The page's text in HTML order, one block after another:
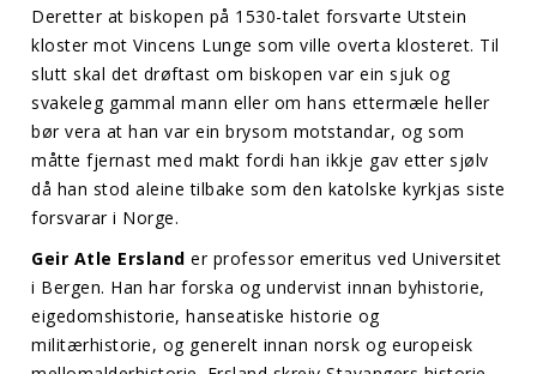
Deretter at biskopen på 1530-talet forsvarte Utstein
kloster mot Vincens Lunge som ville overta klosteret. Til
slutt skal det drøftast om biskopen var ein sjuk og
svakeleg gammal mann eller om hans ettermæle heller
bør vera at han var ein brysom motstandar, og som
måtte fjernast med makt fordi han ikkje gav etter sjølv
då han stod aleine tilbake som den katolske kyrkjas siste
forsvarar i Norge.
Geir Atle Ersland er professor emeritus ved Universitet
i Bergen. Han har forska og undervist innan byhistorie,
eigedomshistorie, hanseatiske historie og
militærhistorie, og generelt innan norsk og europeisk